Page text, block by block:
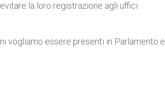
la loro registrazione agli uffici
vogliamo essere presenti in Parlamento e